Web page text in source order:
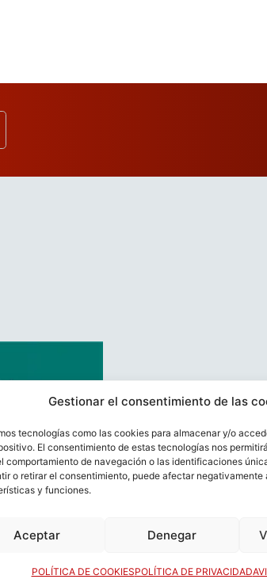
Gestionar el consentimiento de las
tecnologías como las cookies para almacenar y/o
El consentimiento de estas tecnologías nos
comportamiento de navegación o las identificaciones
o retirar el consentimiento, puede afectar negativamente
y funciones.
Aceptar Denegar
POLÍTICA DE COOKIESPOLÍTICA DE PRIVACIDAD